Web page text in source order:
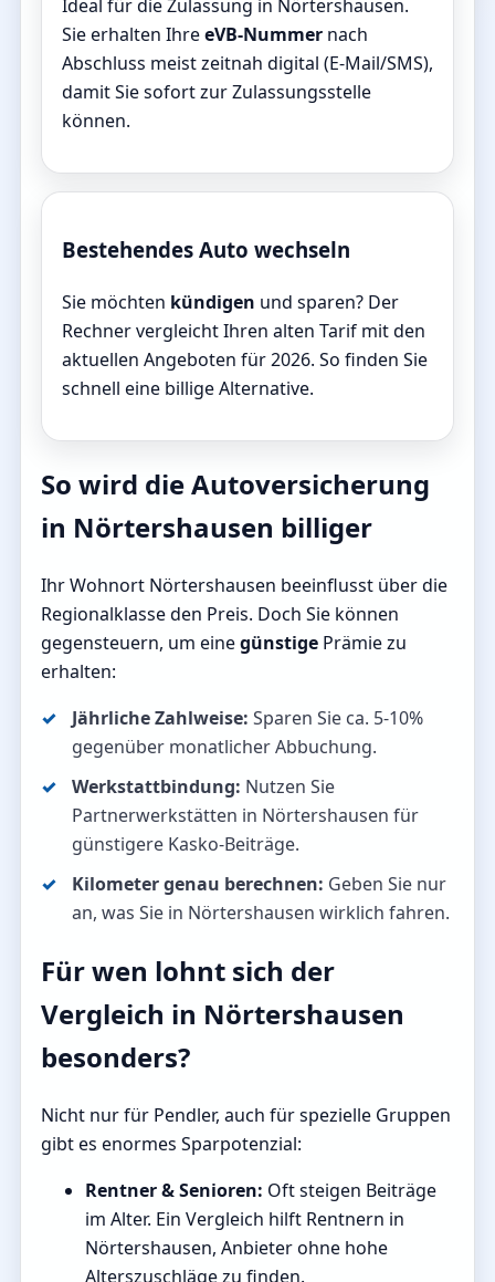
Ideal für die Zulassung in Nörtershausen.
Sie erhalten IhreeVB-Nummer nach
Abschluss meist zeitnah digital (E-Mail/SMS),
damit Sie sofort zur Zulassungsstelle
können.
Bestehendes Auto wechseln
Sie möchten kündigen und sparen? Der
Rechner vergleicht Ihren alten Tarif mit den
aktuellen Angeboten für 2026. So finden Sie
schnell eine billige Alternative.
So wird die Autoversicherung
in Nörtershausen billiger
Ihr Wohnort Nörtershausen beeinflusst über die
Regionalklasse den Preis. Doch Sie können
gegensteuern, um einegünstige Prämie zu
erhalten:
Jährliche Zahlweise: Sparen Sie ca. 5-10%
gegenüber monatlicher Abbuchung.
Werkstattbindung: Nutzen Sie
Partnerwerkstätten in Nörtershausen für
günstigere Kasko-Beiträge.
Kilometer genau berechnen: Geben Sie nur
an, was Sie in Nörtershausen wirklich fahren.
Für wen lohnt sich der
Vergleich in Nörtershausen
besonders?
Nicht nur für Pendler, auch für spezielle Gruppen
gibt es enormes Sparpotenzial:
Rentner & Senioren: Oft steigen Beiträge
im Alter. Ein Vergleich hilft Rentnern in
Nörtershausen, Anbieter ohne hohe
Alterszuschläge zu finden.